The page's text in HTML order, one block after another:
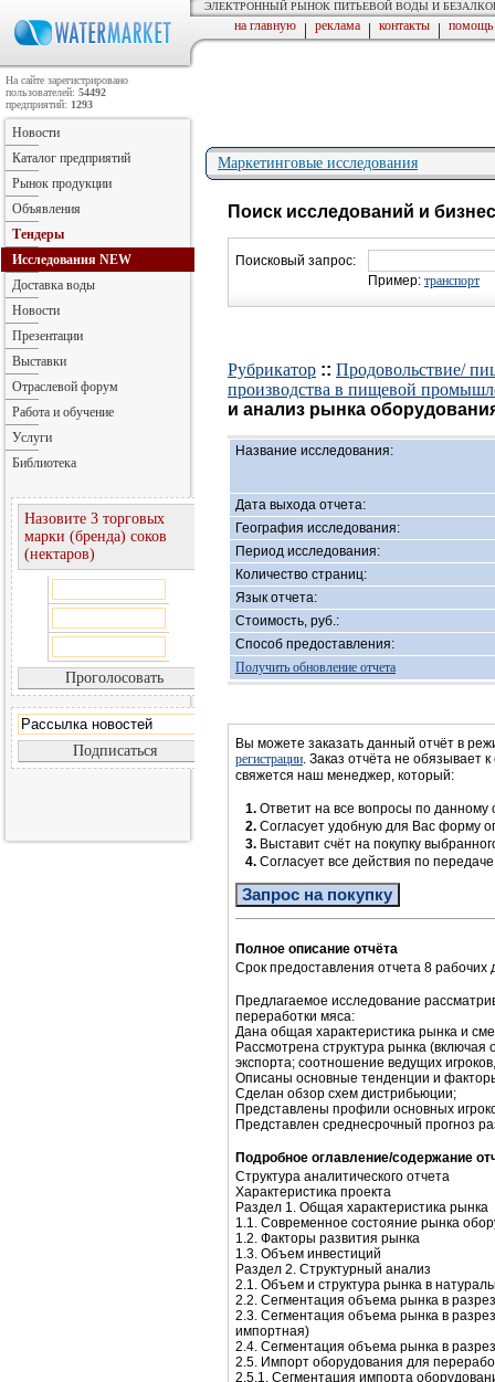
ЭЛЕКТРОННЫЙ РЫНОК ПИТЬЕВОЙ ВОДЫ И
на главную | реклама | контакты | помощь
Маркетинговые исследования
Поиск исследований и
Поисковый запрос:
Пример: транспорт
Рубрикатор :: Продовольствие/
производства в пищевой
и анализ рынка
Название исследования:
Дата выхода отчета:
География исследования:
Период исследования:
Количество страниц:
Язык отчета:
Стоимость, руб.:
Способ предоставления:
Получить обновление отчета
Вы можете заказать данный отчёт в
регистрации. Заказ отчёта не обязывает
свяжется наш менеджер, который:
1. Ответит на все вопросы по данному
2. Согласует удобную для Вас форму
3. Выставит счёт на покупку
4. Согласует все действия по
Запрос на покупку
Полное описание отчёта
Срок предоставления отчета 8 рабочих
Предлагаемое исследование
переработки мяса:
Дана общая характеристика рынка и
Рассмотрена структура рынка
экспорта; соотношение ведущих
Описаны основные тенденции и
Сделан обзор схем дистрибьюции;
Представлены профили основных
Представлен среднесрочный прогноз
Подробное оглавление/содержание
Структура аналитического отчета
Характеристика проекта
Раздел 1. Общая характеристика рынка
1.1. Современное состояние рынка
1.2. Факторы развития рынка
1.3. Объем инвестиций
Раздел 2. Структурный анализ
2.1. Объем и структура рынка в
2.2. Сегментация объема рынка в
2.3. Сегментация объема рынка в
импортная)
2.4. Сегментация объема рынка в
2.5. Импорт оборудования для
2.5.1. Сегментация импорта
На сайте зарегистрировано
пользователей: 54492
предприятий: 1293
Новости
Каталог предприятий
Рынок продукции
Объявления
Тендеры
Исследования NEW
Доставка воды
Новости
Презентации
Выставки
Отраслевой форум
Работа и обучение
Услуги
Библиотека
Назовите 3 торговых
марки (бренда) соков
(нектаров)